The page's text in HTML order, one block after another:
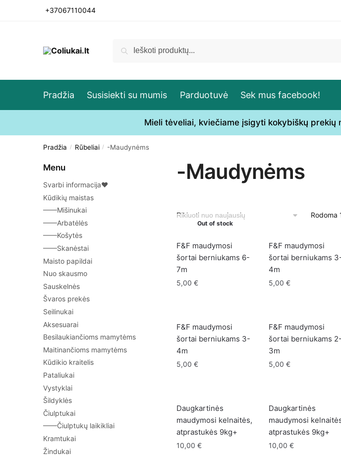
+37067110044
Ieškoti:
Ieškoti
Pradžia Susisiekti su mumis Parduotuvė Sek mus facebook!
Mieli tėveliai, kviečiame įsigyti kokybiškų
Pradžia / Rūbeliai / -Maudynėms
-Maudynėms
Rodoma
Out of stock
F&F maudymosi
šortai berniukams 6-
7m
5,00€
F&F maudymosi
šortai berniukams
4m
5,00€
F&F maudymosi
šortai berniukams 3-
4m
5,00€
F&F maudymosi
šortai berniukams 2-
3m
5,00€
Daugkartinės
maudymosi kelnaitės,
atprastukės 9kg+
10,00€
Daugkartinės
maudymosi
atprastukės 9kg+
10,00€
Menu
Svarbi informacija♥
Kūdikių maistas
——Mišinukai
——Arbatėlės
——Košytės
——Skanėstai
Maisto papildai
Nuo skausmo
Sauskelnės
Švaros prekės
Seilinukai
Aksesuarai
Besilaukiančioms mamytėms
Maitinančioms mamytėms
Kūdikio kraitelis
Pataliukai
Vystyklai
Šildyklės
Čiulptukai
——Čiulptukų laikikliai
Kramtukai
Žindukai